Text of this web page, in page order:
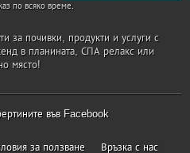
по всяко време.
за почивки, продукти и услуги с
в планината, СПА релакс или
място!
във Facebook
за ползване Връзка с нас